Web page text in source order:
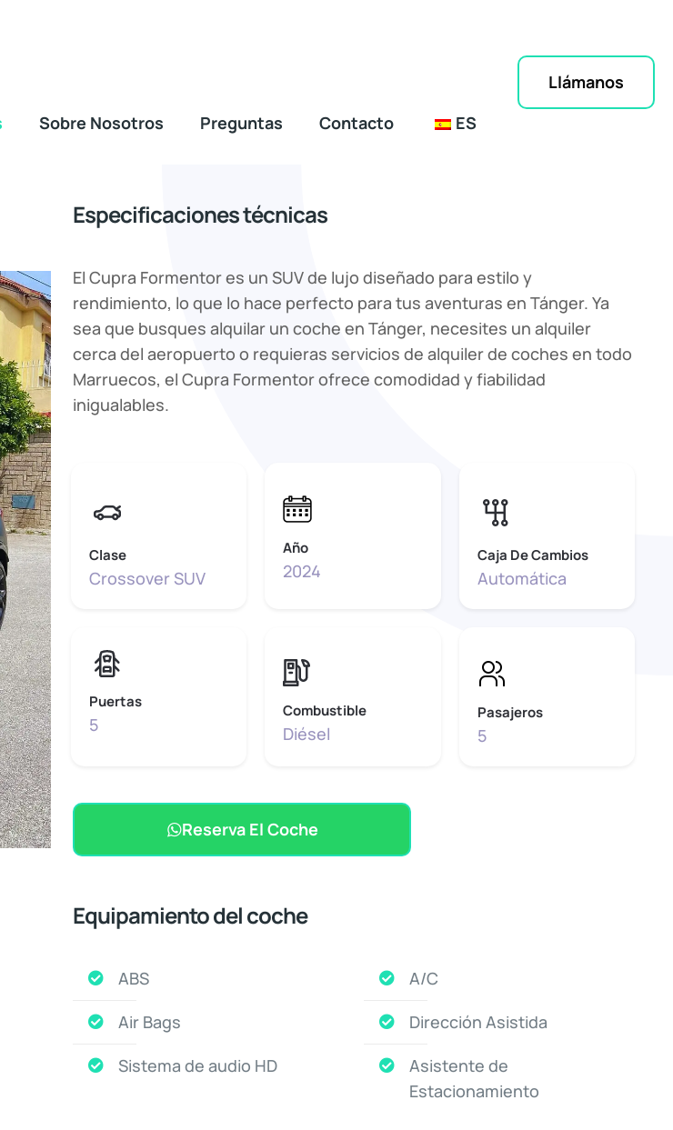
Sobre Nosotros Preguntas Contacto ES
Llámanos
Especificaciones técnicas
El Cupra Formentor es un SUV de lujo diseñado para estilo y
rendimiento, lo que lo hace perfecto para tus aventuras en Tánger. Ya
sea que busques alquilar un coche en Tánger, necesites un alquiler
cerca del aeropuerto o requieras servicios de alquiler de coches en todo
Marruecos, el Cupra Formentor ofrece comodidad y fiabilidad
inigualables.
Clase
Crossover SUV
Año
2024
Caja De Cambios
Automática
Puertas
5
Combustible
Diésel
Pasajeros
5
Reserva El Coche
Equipamiento del coche
ABS
Air Bags
Sistema de audio HD
A/C
Dirección Asistida
Asistente de
Estacionamiento